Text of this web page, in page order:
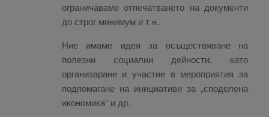
ограничаваме отпечатването на документи
до строг минимум и т.н.
Ние имаме идея за осъществяване на
полезни социални дейности, като
организаране и участие в мероприятия за
подпомагане на инициативи за „споделена
икономика“ и др.